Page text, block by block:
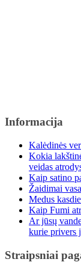
Informacija
Kalėdinės
Kokia
veidas
Kaip satino
Žaidimai
Medus
Kaip Fumi
Ar jūsų
kurie privers
Straipsniai